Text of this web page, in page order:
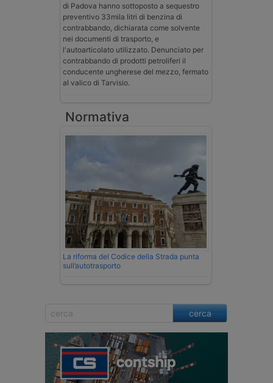
di Padova hanno sottoposto a sequestro
preventivo 33mila litri di benzina di
contrabbando, dichiarata come solvente
nei documenti di trasporto, e
l'autoarticolato utilizzato. Denunciato per
contrabbando di prodotti petroliferi il
conducente ungherese del mezzo, fermato
al valico di Tarvisio.
Normativa
La riforma del Codice della Strada punta
sull’autotrasporto
cerca